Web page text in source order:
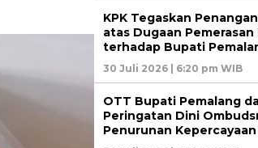
KPK Tegaskan
atas Dugaan Pemerasan
terhadap Bupati
30 Juli 2026 | 6:20 pm WIB
OTT Bupati Pemalang
Peringatan Dini
Penurunan